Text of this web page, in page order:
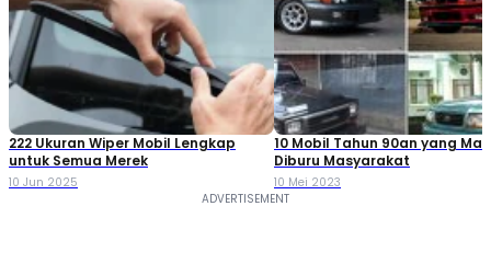
222 Ukuran Wiper Mobil Lengkap
untuk Semua Merek
10 Jun 2025
10 Mobil Tahun 90an yang
Diburu Masyarakat
10 Mei 2023